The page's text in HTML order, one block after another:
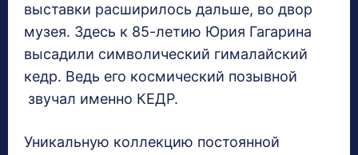
выставки расширилось дальше, во двор
музея. Здесь к 85-летию Юрия Гагарина
высадили символический гималайский
кедр. Ведь его космический позывной
звучал именно КЕДР.
Уникальную коллекцию постоянной